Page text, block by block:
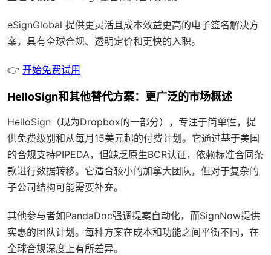
eSignGlobal 提供更灵活且成本效益更高的电子签名解决方
案，具有全球合规、透明定价和更快的入职。
👉 开始免费试用
HelloSign和其他替代方案：更广泛的市场概述
HelloSign（现为Dropbox的一部分），专注于简单性，提
供免费级别和从每月15美元起的付费计划。它通过基于美国
的合规支持PIPEDA，但缺乏原生BCR认证，依赖标准合同条
款进行数据转移。它适合较小的加拿大团队，但对于复杂的
子公司结构可能需要补充。
其他参与者如PandaDoc强调提案自动化，而SignNow提供
实惠的团队计划。每种方案在成本和功能之间平衡不同，在
全球合规深度上有所差异。